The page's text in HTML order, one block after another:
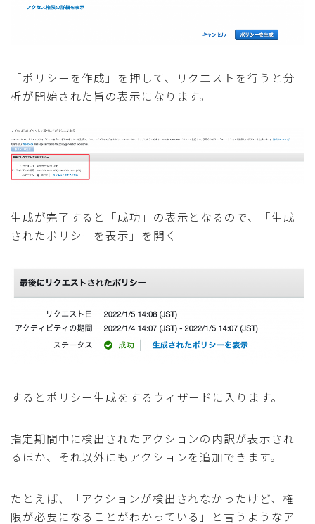
「ポリシーを作成」を押して、リクエストを行うと分
析が開始された旨の表示になります。
生成が完了すると「成功」の表示となるので、「生成
されたポリシーを表示」を開く
するとポリシー生成をするウィザードに入ります。
指定期間中に検出されたアクションの内訳が表示され
るほか、それ以外にもアクションを追加できます。
たとえば、「アクションが検出されなかったけど、権
限が必要になることがわかっている」と言うようなア